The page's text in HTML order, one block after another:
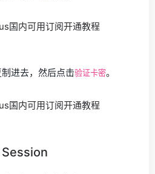
进去，然后点击验证卡密。
Session